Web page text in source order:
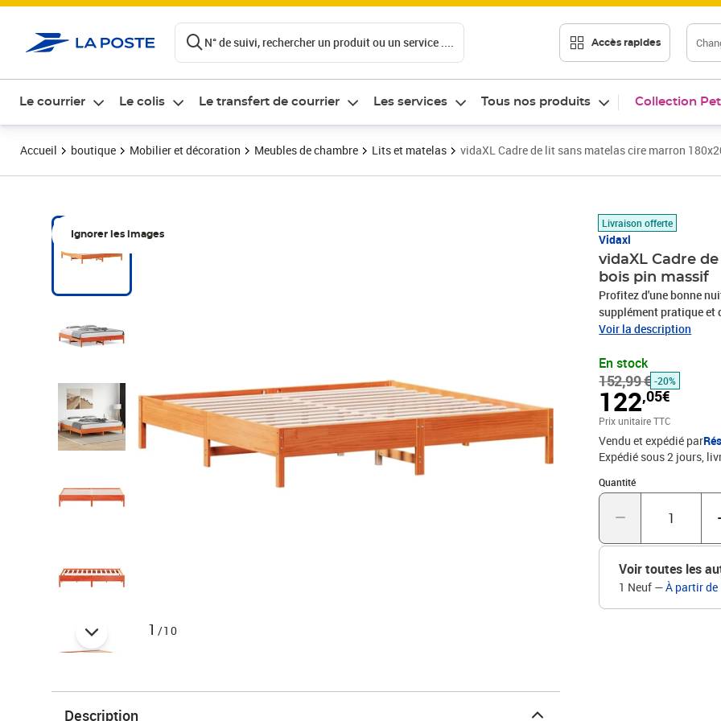
N° de suivi, rechercher un produit ou un service .... Accès rapides
Le courrier Le colis Le transfert de courrier Les services Tous nos produits Collection
Accueil boutique Mobilier et décoration Meubles de chambre Lits et matelas vidaXL Cadre de lit sans matelas cire marron
Ignorer les images
1 /10
Livraison offerte
Vidaxl
vidaXL Cadre
bois pin massif
Profitez d'une bonne
supplément pratique et
massif est un matériau
contreplaqué : les
garantissant que le
sommeil.Pieds de
stabilité, sa sécurité et
ce lit. Nous proposons
boutique pour trouver
massifMatériau des
(L x l x H)Dimensions
inclus)Assemblage
Voir la description
En stock
152,99 €
Prix barré 152,99 €
-20%
122,05€
Prix 122,05€
Prix unitaire TTC
Vendu et expédié par
Expédié sous 2 jours
Quantité
Quantité : 1
Voir toutes les
1 Neuf —À partir de
Description